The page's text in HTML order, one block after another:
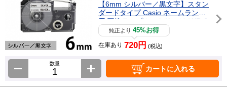
【6mm シルバー／黒文字】スタン
ダードタイプ Casio ネームランド
用 互換テープカートリッジ / XR-6
純正より45%お得
在庫あり 720円 (税込)
数量
カートに入れる